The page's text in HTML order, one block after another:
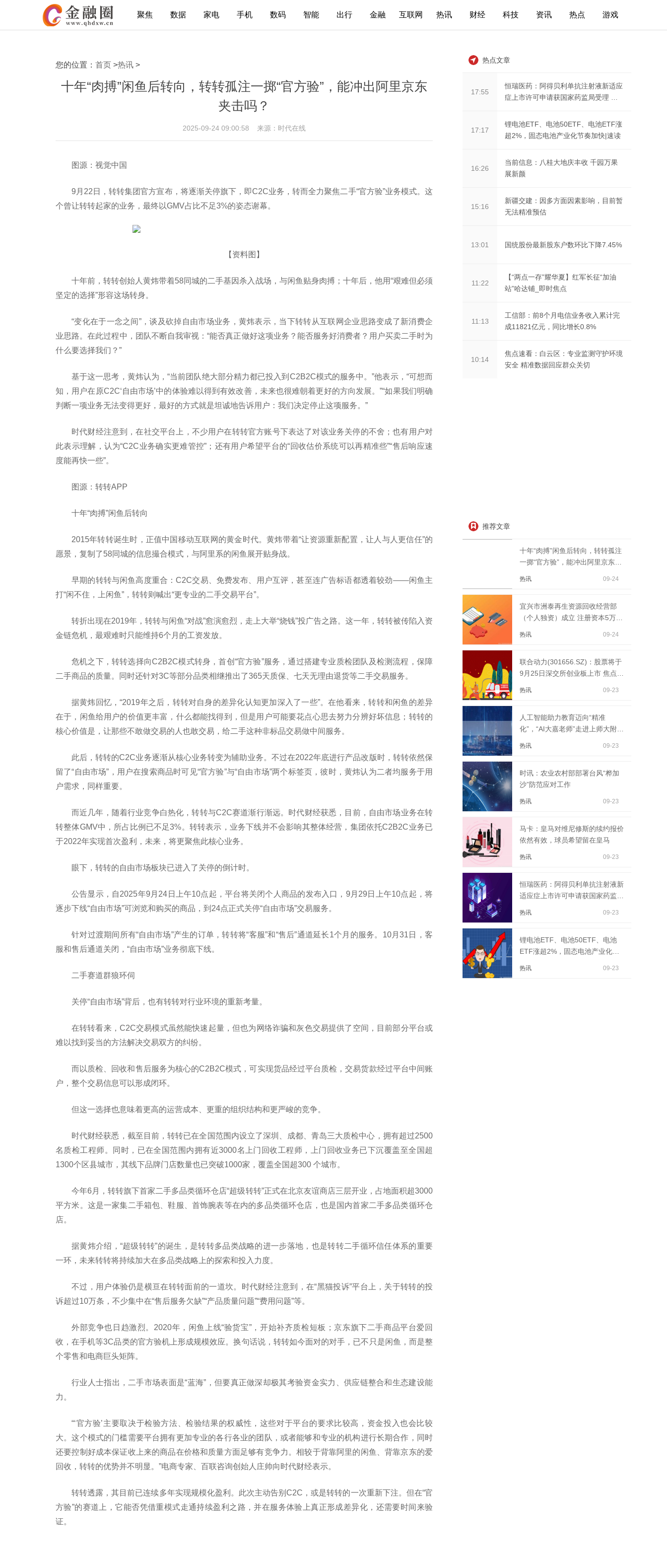
聚焦 数据 家电 手机 数码 智能 出行 金融 互联网 热讯 财经 科技 资讯 热点 游戏
您的位置： 首页 >热讯 >
十年“肉搏”闲鱼后转向，转转孤注一掷“官方验”，能冲出阿里京东
夹击吗？
2025-09-24 09:00:58 来源：时代在线
图源：视觉中国
9月22日，转转集团官方宣布，将逐渐关停旗下，即C2C业务，转而全力聚焦二手“官方验”业务模式。这
个曾让转转起家的业务，最终以GMV占比不足3%的姿态谢幕。
【资料图】
十年前，转转创始人黄炜带着58同城的二手基因杀入战场，与闲鱼贴身肉搏；十年后，他用“艰难但必须
坚定的选择”形容这场转身。
“变化在于一念之间”，谈及砍掉自由市场业务，黄炜表示，当下转转从互联网企业思路变成了新消费企
业思路。在此过程中，团队不断自我审视：“能否真正做好这项业务？能否服务好消费者？用户买卖二手时为
什么要选择我们？”
基于这一思考，黄炜认为，“当前团队绝大部分精力都已投入到C2B2C模式的服务中。”他表示，“可想而
知，用户在原C2C‘自由市场’中的体验难以得到有效改善，未来也很难朝着更好的方向发展。”“如果我们明确
判断一项业务无法变得更好，最好的方式就是坦诚地告诉用户：我们决定停止这项服务。”
时代财经注意到，在社交平台上，不少用户在转转官方账号下表达了对该业务关停的不舍；也有用户对
此表示理解，认为“C2C业务确实更难管控”；还有用户希望平台的“回收估价系统可以再精准些”“售后响应速
度能再快一些”。
图源：转转APP
十年“肉搏”闲鱼后转向
2015年转转诞生时，正值中国移动互联网的黄金时代。黄炜带着“让资源重新配置，让人与人更信任”的
愿景，复制了58同城的信息撮合模式，与阿里系的闲鱼展开贴身战。
早期的转转与闲鱼高度重合：C2C交易、免费发布、用户互评，甚至连广告标语都透着较劲——闲鱼主
打“闲不住，上闲鱼”，转转则喊出“更专业的二手交易平台”。
转折出现在2019年，转转与闲鱼“对战”愈演愈烈，走上大举“烧钱”投广告之路。这一年，转转被传陷入资
金链危机，最艰难时只能维持6个月的工资发放。
危机之下，转转选择向C2B2C模式转身，首创“官方验”服务，通过搭建专业质检团队及检测流程，保障
二手商品的质量。同时还针对3C等部分品类相继推出了365天质保、七天无理由退货等二手交易服务。
据黄炜回忆，“2019年之后，转转对自身的差异化认知更加深入了一些”。在他看来，转转和闲鱼的差异
在于，闲鱼给用户的价值更丰富，什么都能找得到，但是用户可能要花点心思去努力分辨好坏信息；转转的
核心价值是，让那些不敢做交易的人也敢交易，给二手这种非标品交易做中间服务。
此后，转转的C2C业务逐渐从核心业务转变为辅助业务。不过在2022年底进行产品改版时，转转依然保
留了“自由市场”，用户在搜索商品时可见“官方验”与“自由市场”两个标签页，彼时，黄炜认为二者均服务于用
户需求，同样重要。
而近几年，随着行业竞争白热化，转转与C2C赛道渐行渐远。时代财经获悉，目前，自由市场业务在转
转整体GMV中，所占比例已不足3%。转转表示，业务下线并不会影响其整体经营，集团依托C2B2C业务已
于2022年实现首次盈利，未来，将更聚焦此核心业务。
眼下，转转的自由市场板块已进入了关停的倒计时。
公告显示，自2025年9月24日上午10点起，平台将关闭个人商品的发布入口，9月29日上午10点起，将
逐步下线“自由市场”可浏览和购买的商品，到24点正式关停“自由市场”交易服务。
针对过渡期间所有“自由市场”产生的订单，转转将“客服”和“售后”通道延长1个月的服务。10月31日，客
服和售后通道关闭，“自由市场”业务彻底下线。
二手赛道群狼环伺
关停“自由市场”背后，也有转转对行业环境的重新考量。
在转转看来，C2C交易模式虽然能快速起量，但也为网络诈骗和灰色交易提供了空间，目前部分平台或
难以找到妥当的方法解决交易双方的纠纷。
而以质检、回收和售后服务为核心的C2B2C模式，可实现货品经过平台质检，交易货款经过平台中间账
户，整个交易信息可以形成闭环。
但这一选择也意味着更高的运营成本、更重的组织结构和更严峻的竞争。
时代财经获悉，截至目前，转转已在全国范围内设立了深圳、成都、青岛三大质检中心，拥有超过2500
名质检工程师。同时，已在全国范围内拥有近3000名上门回收工程师，上门回收业务已下沉覆盖至全国超
1300个区县城市，其线下品牌门店数量也已突破1000家，覆盖全国超300 个城市。
今年6月，转转旗下首家二手多品类循环仓店“超级转转”正式在北京友谊商店三层开业，占地面积超3000
平方米。这是一家集二手箱包、鞋服、首饰腕表等在内的多品类循环仓店，也是国内首家二手多品类循环仓
店。
据黄炜介绍，“超级转转”的诞生，是转转多品类战略的进一步落地，也是转转二手循环信任体系的重要
一环，未来转转将持续加大在多品类战略上的探索和投入力度。
不过，用户体验仍是横亘在转转面前的一道坎。时代财经注意到，在“黑猫投诉”平台上，关于转转的投
诉超过10万条，不少集中在“售后服务欠缺”“产品质量问题”“费用问题”等。
外部竞争也日趋激烈。2020年，闲鱼上线“验货宝”，开始补齐质检短板；京东旗下二手商品平台爱回
收，在手机等3C品类的官方验机上形成规模效应。换句话说，转转如今面对的对手，已不只是闲鱼，而是整
个零售和电商巨头矩阵。
行业人士指出，二手市场表面是“蓝海”，但要真正做深却极其考验资金实力、供应链整合和生态建设能
力。
“‘官方验’主要取决于检验方法、检验结果的权威性，这些对于平台的要求比较高，资金投入也会比较
大。这个模式的门槛需要平台拥有更加专业的各行各业的团队，或者能够和专业的机构进行长期合作，同时
还要控制好成本保证收上来的商品在价格和质量方面足够有竞争力。相较于背靠阿里的闲鱼、背靠京东的爱
回收，转转的优势并不明显。”电商专家、百联咨询创始人庄帅向时代财经表示。
转转透露，其目前已连续多年实现规模化盈利。此次主动告别C2C，或是转转的一次重新下注。但在“官
方验”的赛道上，它能否凭借重模式走通持续盈利之路，并在服务体验上真正形成差异化，还需要时间来验
证。
热点文章
17:55
恒瑞医药：阿得贝利单抗注射液新适应
症上市许可申请获国家药监局受理 焦
17:17
锂电池ETF、电池50ETF、电池ETF涨
超2%，固态电池产业化节奏加快|速读
16:26
当前信息：八桂大地庆丰收 千园万果
展新颜
15:16
新疆交建：因多方面因素影响，目前暂
无法精准预估
13:01 国统股份最新股东户数环比下降7.45%
11:22
【“两点一存”耀华夏】红军长征“加油
站”哈达铺_即时焦点
11:13
工信部：前8个月电信业务收入累计完
成11821亿元，同比增长0.8%
10:14
焦点速看：白云区：专业监测守护环境
安全 精准数据回应群众关切
推荐文章
十年“肉搏”闲鱼后转向，转转孤注
一掷“官方验”，能冲出阿里京东夹
热讯 09-24
宜兴市洲泰再生资源回收经营部
（个人独资）成立 注册资本5万人
热讯 09-24
联合动力(301656.SZ)：股票将于
9月25日深交所创业板上市 焦点快
热讯 09-23
人工智能助力教育迈向“精准
化”，“AI大嘉老师”走进上师大附属
热讯 09-23
时讯：农业农村部部署台风“桦加
沙”防范应对工作
热讯 09-23
马卡：皇马对维尼修斯的续约报价
依然有效，球员希望留在皇马
热讯 09-23
恒瑞医药：阿得贝利单抗注射液新
适应症上市许可申请获国家药监局
热讯 09-23
锂电池ETF、电池50ETF、电池
ETF涨超2%，固态电池产业化节
热讯 09-23